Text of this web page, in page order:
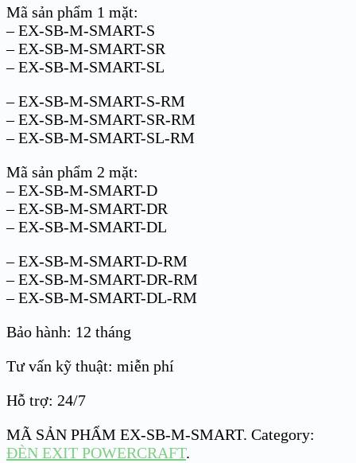
Mã sản phẩm 1 mặt:
– EX-SB-M-SMART-S
– EX-SB-M-SMART-SR
– EX-SB-M-SMART-SL
– EX-SB-M-SMART-S-RM
– EX-SB-M-SMART-SR-RM
– EX-SB-M-SMART-SL-RM
Mã sản phẩm 2 mặt:
– EX-SB-M-SMART-D
– EX-SB-M-SMART-DR
– EX-SB-M-SMART-DL
– EX-SB-M-SMART-D-RM
– EX-SB-M-SMART-DR-RM
– EX-SB-M-SMART-DL-RM
Bảo hành: 12 tháng
Tư vấn kỹ thuật: miễn phí
Hỗ trợ: 24/7
MÃ SẢN PHẨM EX-SB-M-SMART. Category:
ĐÈN EXIT POWERCRAFT.